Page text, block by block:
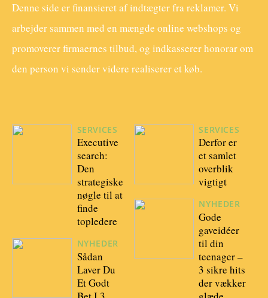
Denne side er finansieret af indtægter fra reklamer. Vi
arbejder sammen med en mængde online webshops og
promoverer firmaernes tilbud, og indkasserer honorar om
den person vi sender videre realiserer et køb.
SERVICES
Executive
search:
Den
strategiske
nøgle til at
finde
topledere
NYHEDER
Sådan
Laver Du
Et Godt
SERVICES
Derfor er
et samlet
overblik
vigtigt
NYHEDER
Gode
gaveidéer
til din
teenager –
3 sikre hits
der vækker